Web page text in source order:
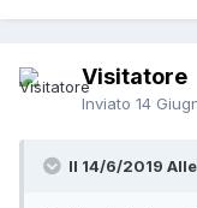
Visitatore
Inviato 14
Il 14/6/2019